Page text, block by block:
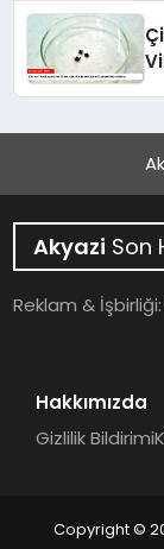
Akyazi Son
Reklam &
Hakkımızda
Gizlilik Bildirimi
Copyright ©